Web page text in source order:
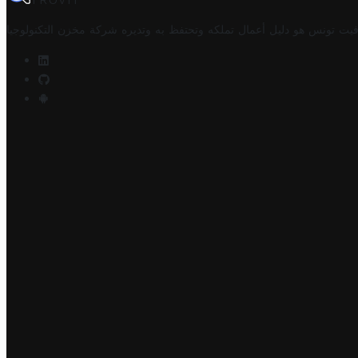
تونس هو دليل أعمال تملكه وتحتفظ به وتديره شركة مخزن التكنولوجيا